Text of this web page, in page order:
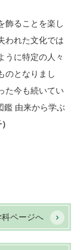
飾ることを楽し
われた文化では
うに特定の人々
のとなりまし
た今も続いてい
鑑 由来から学ぶ
ページへ